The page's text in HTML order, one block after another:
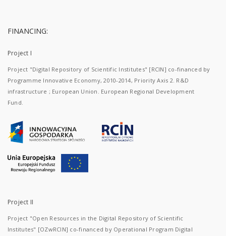
FINANCING:
Project I
Project "Digital Repository of Scientific Institutes" [RCIN] co-financed by
Programme Innovative Economy, 2010-2014, Priority Axis 2. R&D
infrastructure ; European Union. European Regional Development
Fund.
Project II
Project "Open Resources in the Digital Repository of Scientific
Institutes" [OZwRCIN] co-financed by Operational Program Digital